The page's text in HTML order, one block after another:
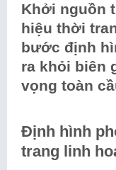
Khởi nguồn
hiệu thời
bước định
ra khỏi biên
vọng toàn
Định hình
trang linh